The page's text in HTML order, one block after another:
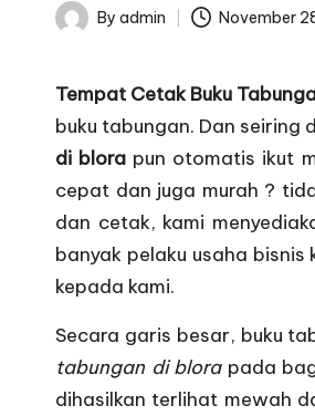
Posted
By admin November
Tempat Cetak Buku
buku tabungan. Dan seiring
di blora pun otomatis ikut
cepat dan juga murah ?
dan cetak, kami
banyak pelaku usaha
kepada kami.
Secara garis besar, buku
tabungan di blorapada
dihasilkan terlihat mewah